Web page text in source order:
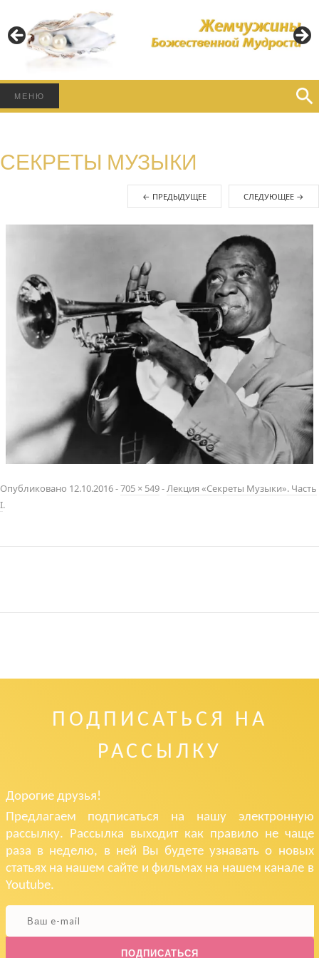
ЖЕМЧУЖИНЫ
БОЖЕСТВЕННОЙ
МУДРОСТИ
МЕНЮ Найти:
СЕКРЕТЫ МУЗЫКИ
← ПРЕДЫДУЩЕЕ СЛЕДУЮЩЕЕ →
Опубликовано 12.10.2016-705 × 549-Лекция «Секреты Музыки». Чаcть
I.
ПОДПИСАТЬСЯ НА
РАССЫЛКУ
Дорогие друзья!
Предлагаем подписаться на нашу электронную
рассылку. Рассылка выходит как правило не чаще
раза в неделю, в ней Вы будете узнавать о новых
статьях на нашем сайте и фильмах на нашем канале в
Youtube.
ПОДПИСАТЬСЯ